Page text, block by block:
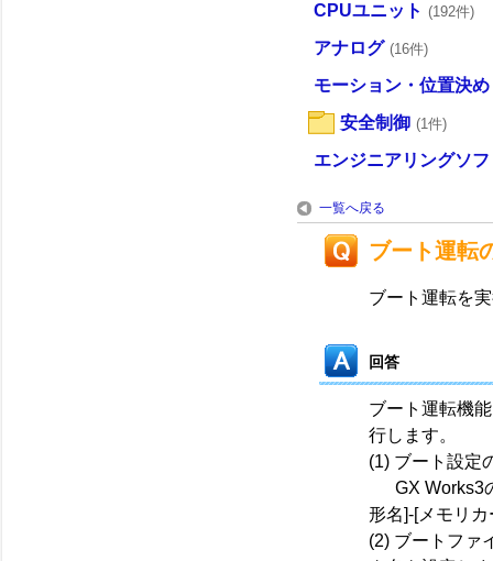
CPUユニット (192件)
アナログ (16件)
モーション・位置決め
安全制御 (1件)
エンジニアリングソ
一覧へ戻る
ブート運転
ブート運転を
回答
ブート運転機
行します。
(1) ブート設定
GX Works3
形名]-[メモリ
(2) ブートファ